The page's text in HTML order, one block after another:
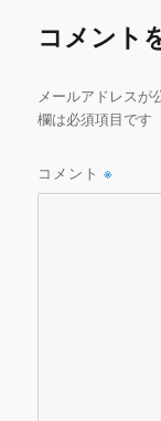
k
コメント
メールアドレスが
欄は必須項目です
コメント※